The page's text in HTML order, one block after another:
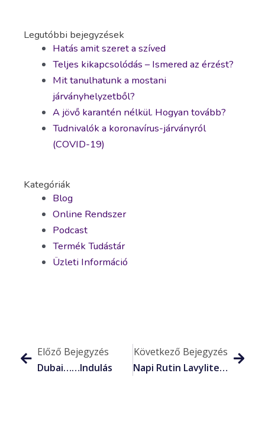
Legutóbbi bejegyzések
Hatás amit szeret a szíved
Teljes kikapcsolódás – Ismered az érzést?
Mit tanulhatunk a mostani
járványhelyzetből?
A jövő karantén nélkül. Hogyan tovább?
Tudnivalók a koronavírus-járványról
(COVID-19)
Kategóriák
Blog
Online Rendszer
Podcast
Termék Tudástár
Üzleti Információ
Előző Bejegyzés
Dubai……indulás
Következő Bejegyzés
Napi Rutin Lavylites Termékekkel